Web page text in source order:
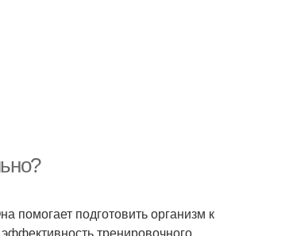
подготовить организм к